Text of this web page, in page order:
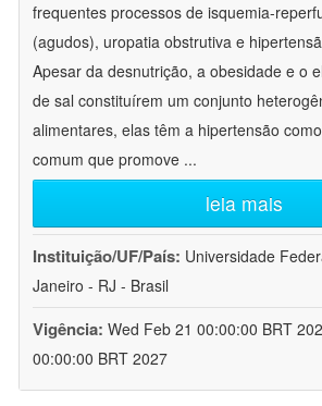
frequentes processos de isquemia-
(agudos), uropatia obstrutiva e
Apesar da desnutrição, a obesidade e o
de sal constituírem um conjunto
alimentares, elas têm a hipertensão
comum que promove ...
leia mais
Instituição/UF/País: Universidade
Janeiro - RJ - Brasil
Vigência: Wed Feb 21 00:00:00 BRT
00:00:00 BRT 2027